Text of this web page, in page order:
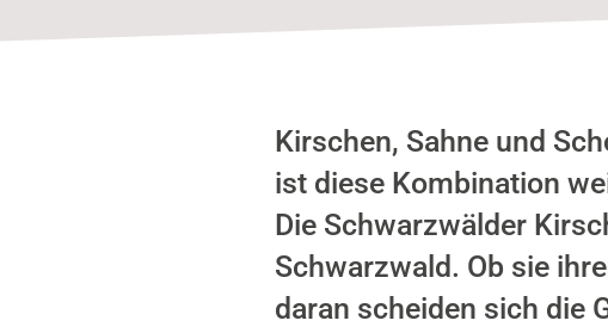
Kirschen, Sahne und
ist diese Kombination
Die Schwarzwälder
Schwarzwald. Ob sie
daran scheiden sich die